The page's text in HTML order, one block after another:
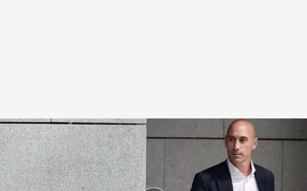
Luis Rubiales
Redacción digital Noticias Cuatro
21 MAR 2024 - 14:52h.